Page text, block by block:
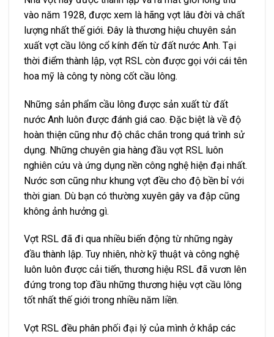
vào năm 1928, được xem là hãng vợt lâu đời và chất
lượng nhất thế giới. Đây là thương hiệu chuyên sản
xuất vợt cầu lông cổ kính đến từ đất nước Anh. Tại
thời điểm thành lập, vợt RSL còn được gọi với cái tên
hoa mỹ là công ty nòng cốt cầu lông.
Những sản phẩm cầu lông được sản xuất từ đất
nước Anh luôn được đánh giá cao. Đặc biệt là về độ
hoàn thiện cũng như độ chắc chắn trong quá trình sử
dụng. Những chuyên gia hàng đầu vợt RSL luôn
nghiên cứu và ứng dụng nền công nghệ hiện đại nhất.
Nước sơn cũng như khung vợt đều cho độ bền bỉ với
thời gian. Dù bạn có thường xuyên gây va đập cũng
không ảnh hưởng gì.
Vợt RSL đã đi qua nhiều biến động từ những ngày
đầu thành lập. Tuy nhiên, nhờ kỹ thuật và công nghệ
luôn luôn được cải tiến, thương hiệu RSL đã vươn lên
đứng trong top đầu những thương hiệu vợt cầu lông
tốt nhất thế giới trong nhiều năm liền.
Vợt RSL đều phân phối đại lý của mình ở khắp các